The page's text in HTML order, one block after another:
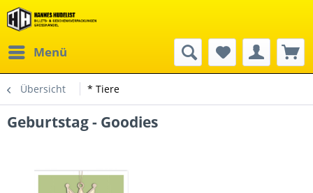
Menü
Übersicht * Tiere
Geburtstag - Goodies